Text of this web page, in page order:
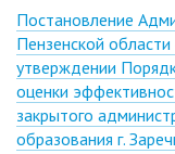
Постановление
Пензенской
утверждении
оценки
закрытого
образования г.